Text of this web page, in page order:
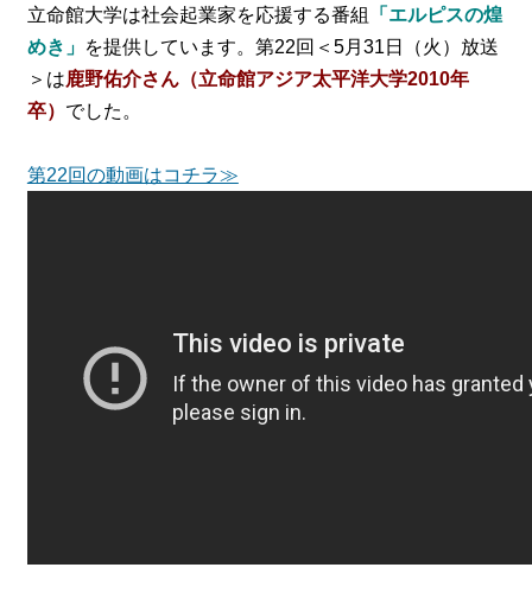
立命館大学は社会起業家を応援する番組
「エルピスの煌
めき」 を提供しています。第22回＜5月31日（火）放送
＞は鹿野佑介さん（立命館アジア太平洋大学2010年
卒） でした。
第22回の動画はコチラ≫